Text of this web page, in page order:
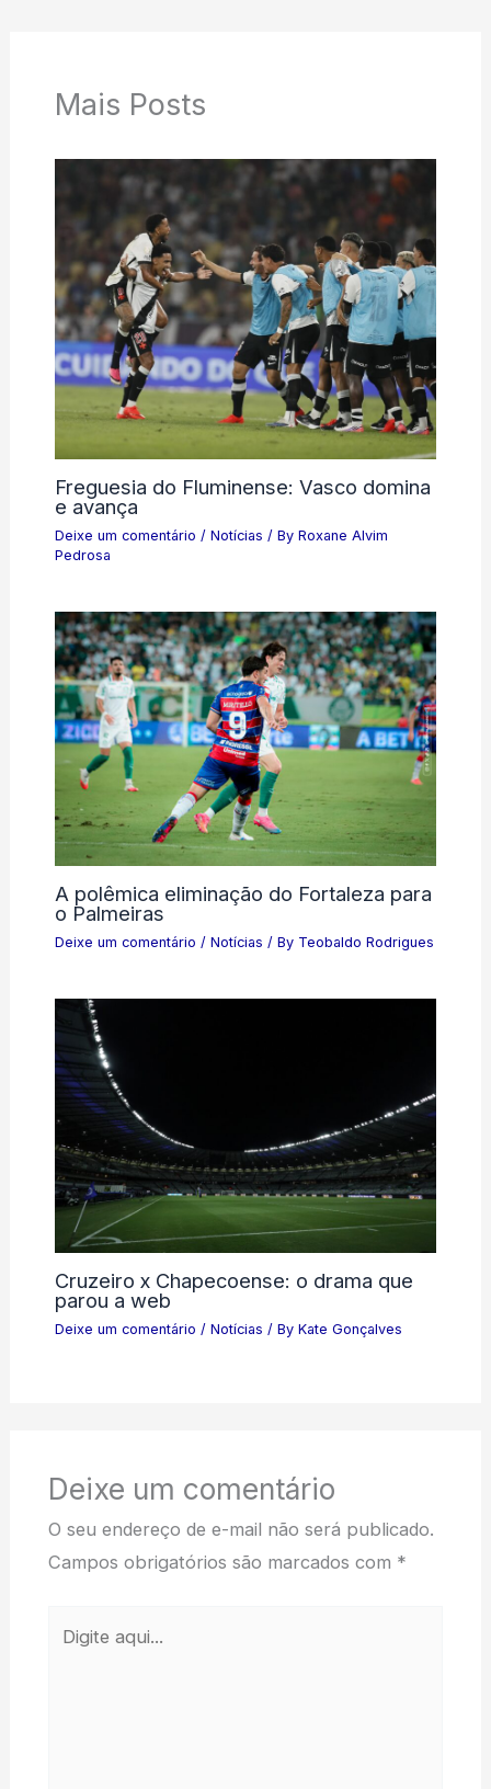
Mais Posts
Freguesia do Fluminense: Vasco domina
e avança
Deixe um comentário / Notícias / By Roxane Alvim
Pedrosa
A polêmica eliminação do Fortaleza para
o Palmeiras
Deixe um comentário / Notícias / By Teobaldo Rodrigues
Cruzeiro x Chapecoense: o drama que
parou a web
Deixe um comentário / Notícias / By Kate Gonçalves
Deixe um comentário
O seu endereço de e-mail não será publicado.
Campos obrigatórios são marcados com *
aqui...